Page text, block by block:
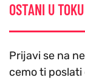
OSTANI U TOKU
Prijavi se na
cemo ti